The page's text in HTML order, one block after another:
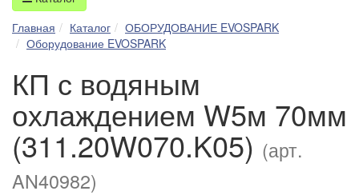
Главная
Каталог
ОБОРУДОВАНИЕ EVOSPARK
Оборудование EVOSPARK
КП с водяным
охлаждением W5м 70мм
(311.20W070.K05) (арт.
AN40982)